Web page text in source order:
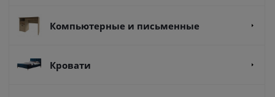
Компьютерные и письменные
Кровати